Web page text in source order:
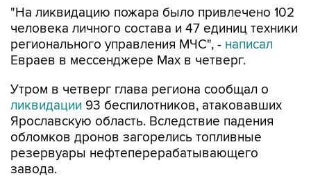
"На ликвидацию пожара было привлечено 102
человека личного состава и 47 единиц техники
регионального управления МЧС", - написал
Евраев в мессенджере Мах в четверг.
Утром в четверг глава региона сообщал о
ликвидации 93 беспилотников, атаковавших
Ярославскую область. Вследствие падения
обломков дронов загорелись топливные
резервуары нефтеперерабатывающего
завода.